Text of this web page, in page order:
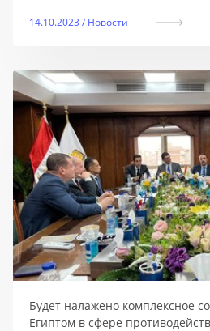
14.10.2023 / Новости
Будет налажено комплексное
Египтом в сфере